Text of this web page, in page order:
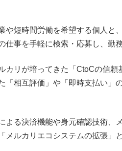
短時間労働を希望する個人と
仕事を手軽に検索・応募し、勤
リが培ってきた「CtoCの信頼
「相互評価」や「即時支払い」
る決済機能や身元確認技術、
メルカリエコシステムの拡張」